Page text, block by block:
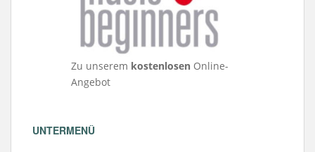
Zu unserem kostenlosen Online-
Angebot
UNTERMENÜ